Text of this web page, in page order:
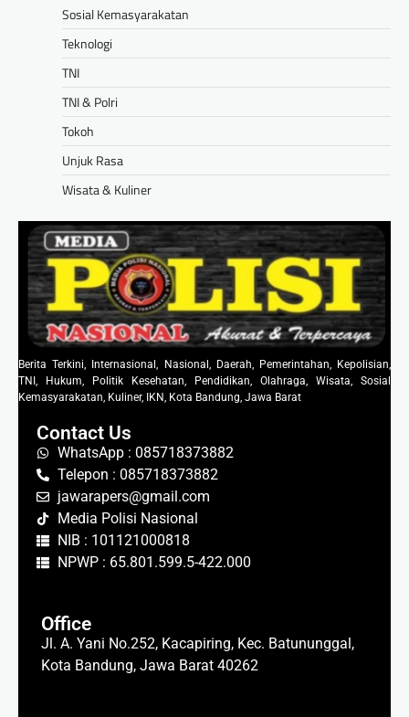
Sosial Kemasyarakatan
Teknologi
TNI
TNI & Polri
Tokoh
Unjuk Rasa
Wisata & Kuliner
Berita Terkini, Internasional, Nasional, Daerah, Pemerintahan, Kepolisian,
TNI, Hukum, Politik Kesehatan, Pendidikan, Olahraga, Wisata, Sosial
Kemasyarakatan, Kuliner, IKN, Kota Bandung, Jawa Barat
Contact Us
WhatsApp : 085718373882
Telepon : 085718373882
jawarapers@gmail.com
Media Polisi Nasional
NIB : 101121000818
NPWP : 65.801.599.5-422.000
Office
Jl. A. Yani No.252, Kacapiring, Kec. Batununggal,
Kota Bandung, Jawa Barat 40262